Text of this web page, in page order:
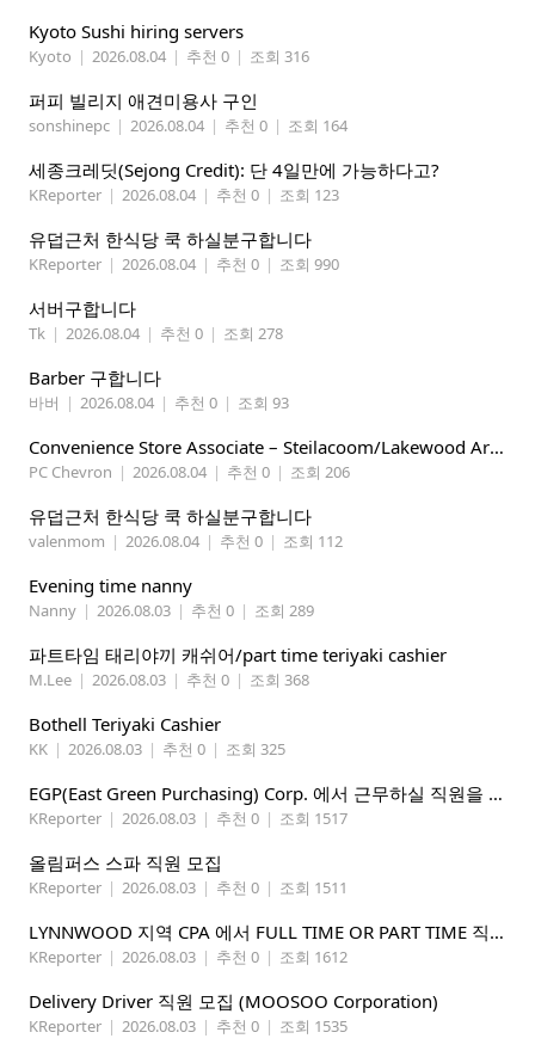
Kyoto Sushi hiring servers
Kyoto | 2026.08.04 | 추천 0 | 조회 316
퍼피 빌리지 애견미용사 구인
sonshinepc | 2026.08.04 | 추천 0 | 조회 164
세종크레딧(Sejong Credit): 단 4일만에 가능하다고?
KReporter | 2026.08.04 | 추천 0 | 조회 123
유덥근처 한식당 쿡 하실분구합니다
KReporter | 2026.08.04 | 추천 0 | 조회 990
서버구합니다
Tk | 2026.08.04 | 추천 0 | 조회 278
Barber 구합니다
바버 | 2026.08.04 | 추천 0 | 조회 93
Convenience Store Associate – Steilacoom/Lakewood Area, $19 -$21/hr
PC Chevron | 2026.08.04 | 추천 0 | 조회 206
유덥근처 한식당 쿡 하실분구합니다
valenmom | 2026.08.04 | 추천 0 | 조회 112
Evening time nanny
Nanny | 2026.08.03 | 추천 0 | 조회 289
파트타임 태리야끼 캐쉬어/part time teriyaki cashier
M.Lee | 2026.08.03 | 추천 0 | 조회 368
Bothell Teriyaki Cashier
KK | 2026.08.03 | 추천 0 | 조회 325
EGP(East Green Purchasing) Corp. 에서 근무하실 직원을 아래와 같이 모집합니다.
KReporter | 2026.08.03 | 추천 0 | 조회 1517
올림퍼스 스파 직원 모집
KReporter | 2026.08.03 | 추천 0 | 조회 1511
LYNNWOOD 지역 CPA 에서 FULL TIME OR PART TIME 직원을 찾습니다
KReporter | 2026.08.03 | 추천 0 | 조회 1612
Delivery Driver 직원 모집 (MOOSOO Corporation)
KReporter | 2026.08.03 | 추천 0 | 조회 1535